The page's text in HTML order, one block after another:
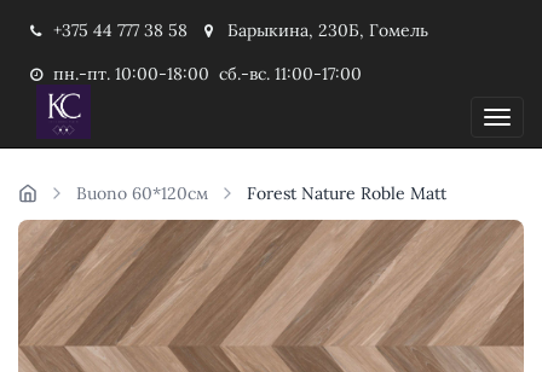
+375 44 777 38 58
Барыкина, 230Б, Гомель
пн.-пт. 10:00-18:00 сб.-вс. 11:00-17:00
Buono 60*120см Forest Nature Roble Matt